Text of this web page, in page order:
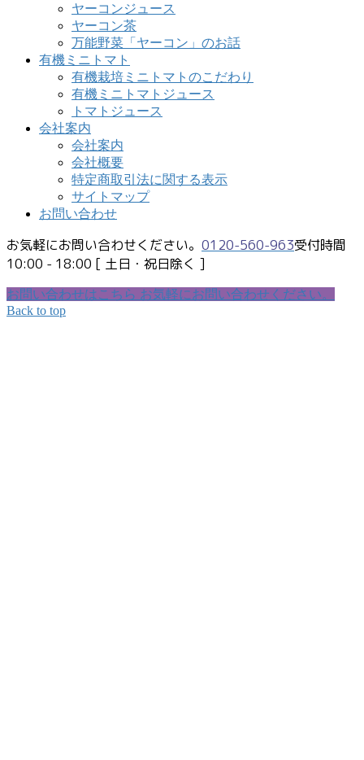
ヤーコンジュース
ヤーコン茶
万能野菜「ヤーコン」のお話
有機ミニトマト
有機栽培ミニトマトのこだわり
有機ミニトマトジュース
トマトジュース
会社案内
会社案内
会社概要
特定商取引法に関する表示
サイトマップ
お問い合わせ
お気軽にお問い合わせください。 0120-560-963受付時間
10:00 - 18:00 [ 土日・祝日除く ]
お問い合わせはこちら お気軽にお問い合わせください。
Back to top